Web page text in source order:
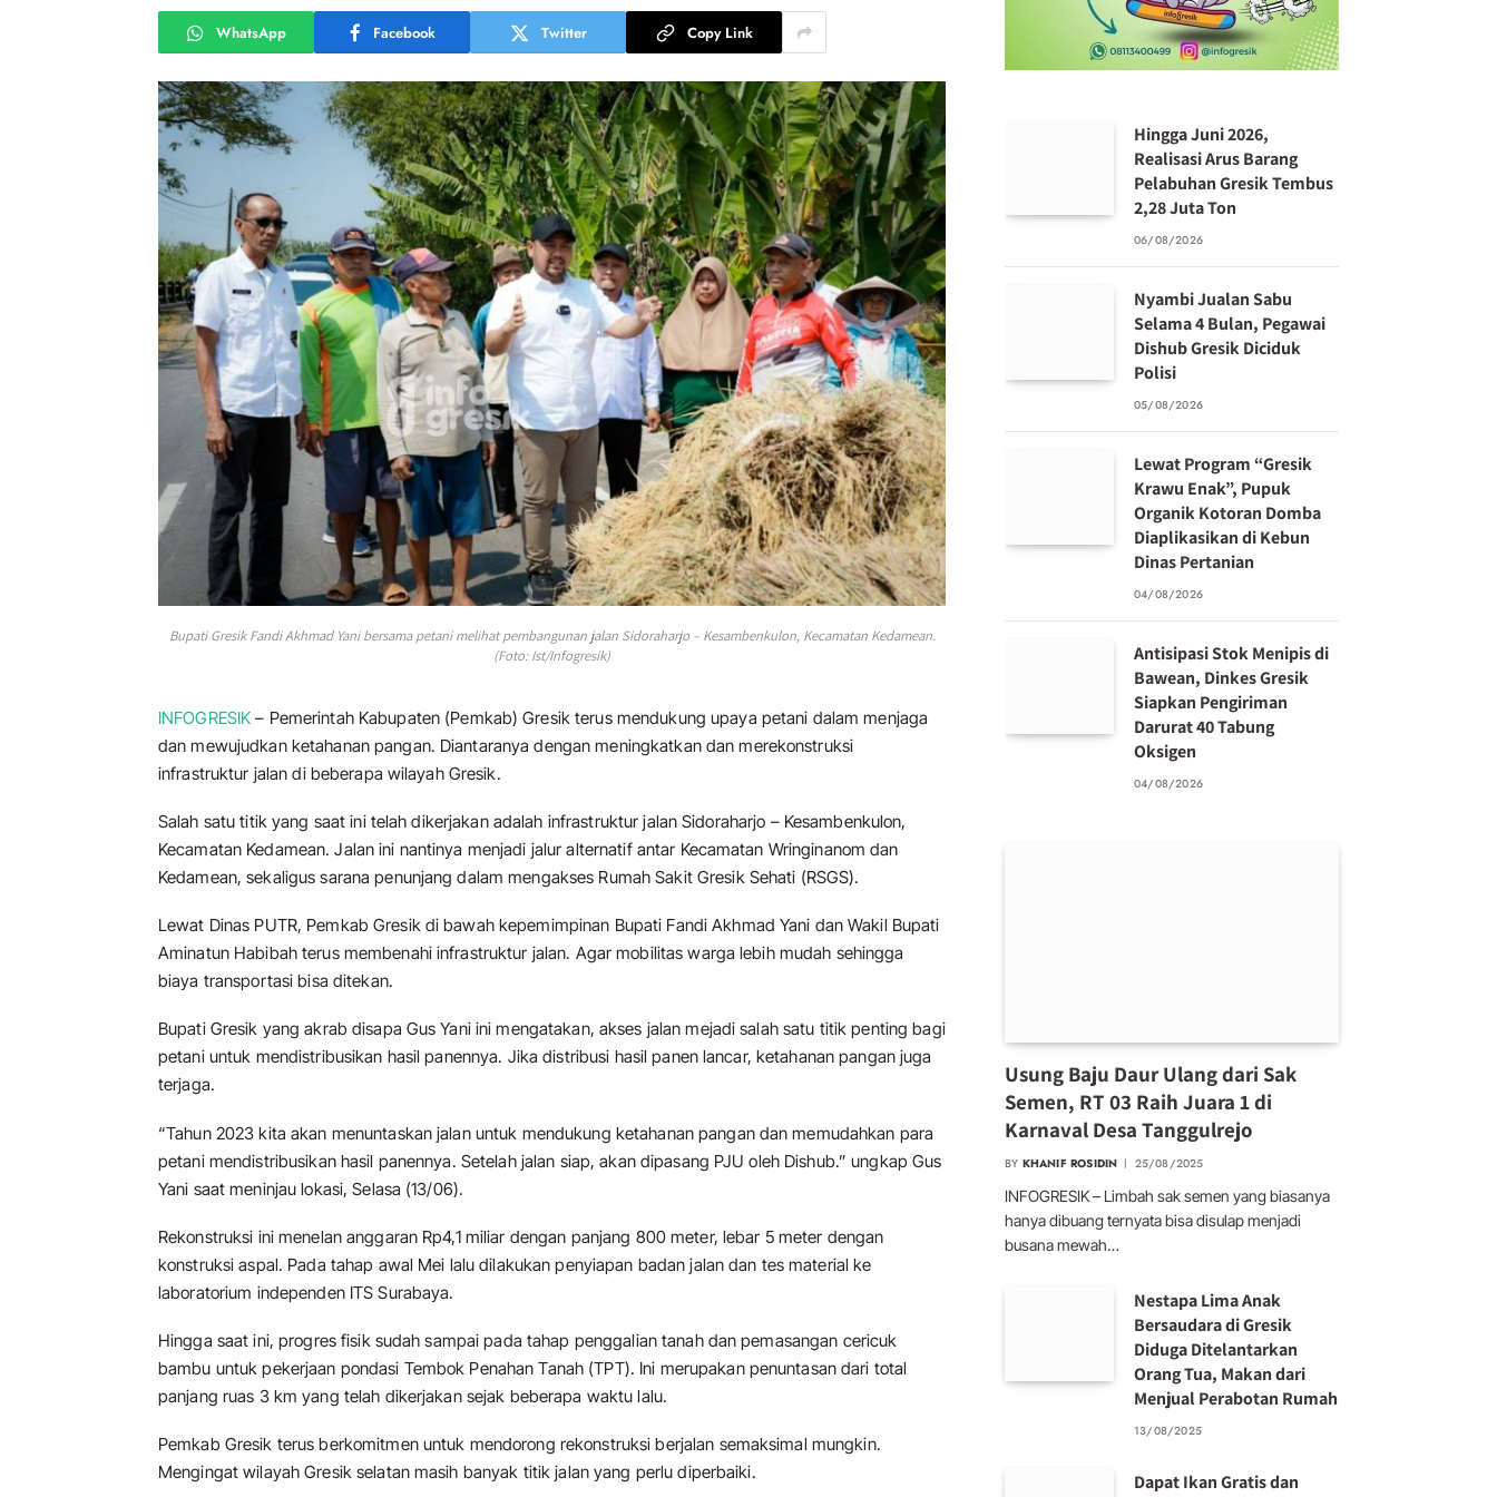
WhatsApp Facebook Twitter Copy Link
Bupati Gresik Fandi Akhmad Yani bersama petani melihat pembangunan jalan Sidoraharjo – Kesambenkulon, Kecamatan Kedamean.
(Foto: Ist/Infogresik)
INFOGRESIK – Pemerintah Kabupaten (Pemkab) Gresik terus mendukung upaya petani dalam menjaga
dan mewujudkan ketahanan pangan. Diantaranya dengan meningkatkan dan merekonstruksi
infrastruktur jalan di beberapa wilayah Gresik.
Salah satu titik yang saat ini telah dikerjakan adalah infrastruktur jalan Sidoraharjo – Kesambenkulon,
Kecamatan Kedamean. Jalan ini nantinya menjadi jalur alternatif antar Kecamatan Wringinanom dan
Kedamean, sekaligus sarana penunjang dalam mengakses Rumah Sakit Gresik Sehati (RSGS).
Lewat Dinas PUTR, Pemkab Gresik di bawah kepemimpinan Bupati Fandi Akhmad Yani dan Wakil Bupati
Aminatun Habibah terus membenahi infrastruktur jalan. Agar mobilitas warga lebih mudah sehingga
biaya transportasi bisa ditekan.
Bupati Gresik yang akrab disapa Gus Yani ini mengatakan, akses jalan mejadi salah satu titik penting bagi
petani untuk mendistribusikan hasil panennya. Jika distribusi hasil panen lancar, ketahanan pangan juga
terjaga.
“Tahun 2023 kita akan menuntaskan jalan untuk mendukung ketahanan pangan dan memudahkan para
petani mendistribusikan hasil panennya. Setelah jalan siap, akan dipasang PJU oleh Dishub.” ungkap Gus
Yani saat meninjau lokasi, Selasa (13/06).
Rekonstruksi ini menelan anggaran Rp4,1 miliar dengan panjang 800 meter, lebar 5 meter dengan
konstruksi aspal. Pada tahap awal Mei lalu dilakukan penyiapan badan jalan dan tes material ke
laboratorium independen ITS Surabaya.
Hingga saat ini, progres fisik sudah sampai pada tahap penggalian tanah dan pemasangan cericuk
bambu untuk pekerjaan pondasi Tembok Penahan Tanah (TPT). Ini merupakan penuntasan dari total
panjang ruas 3 km yang telah dikerjakan sejak beberapa waktu lalu.
Pemkab Gresik terus berkomitmen untuk mendorong rekonstruksi berjalan semaksimal mungkin.
Mengingat wilayah Gresik selatan masih banyak titik jalan yang perlu diperbaiki.
Hingga Juni 2026,
Realisasi Arus Barang
Pelabuhan Gresik Tembus
2,28 Juta Ton
06/08/2026
Nyambi Jualan Sabu
Selama 4 Bulan, Pegawai
Dishub Gresik Diciduk
Polisi
05/08/2026
Lewat Program “Gresik
Krawu Enak”, Pupuk
Organik Kotoran Domba
Diaplikasikan di Kebun
Dinas Pertanian
04/08/2026
Antisipasi Stok Menipis di
Bawean, Dinkes Gresik
Siapkan Pengiriman
Darurat 40 Tabung
Oksigen
04/08/2026
Usung Baju Daur Ulang dari Sak
Semen, RT 03 Raih Juara 1 di
Karnaval Desa Tanggulrejo
BY KHANIF ROSIDIN 25/08/2025
INFOGRESIK – Limbah sak semen yang biasanya
hanya dibuang ternyata bisa disulap menjadi
busana mewah…
Nestapa Lima Anak
Bersaudara di Gresik
Diduga Ditelantarkan
Orang Tua, Makan dari
Menjual Perabotan Rumah
13/08/2025
Dapat Ikan Gratis dan